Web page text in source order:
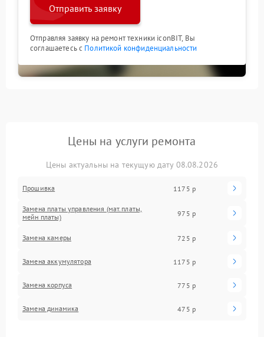
Отправить заявку
Отправляя заявку на ремонт техники iconBIT, Вы
соглашаетесь с Политикой конфиденциальности
Цены на услуги ремонта
Цены актуальны на текущую дату 08.08.2026
Прошивка 1175 р
Замена платы управления (мат.платы,
мейн платы)
975 р
Замена камеры 725 р
Замена аккумулятора 1175 р
Замена корпуса 775 р
Замена динамика 475 р